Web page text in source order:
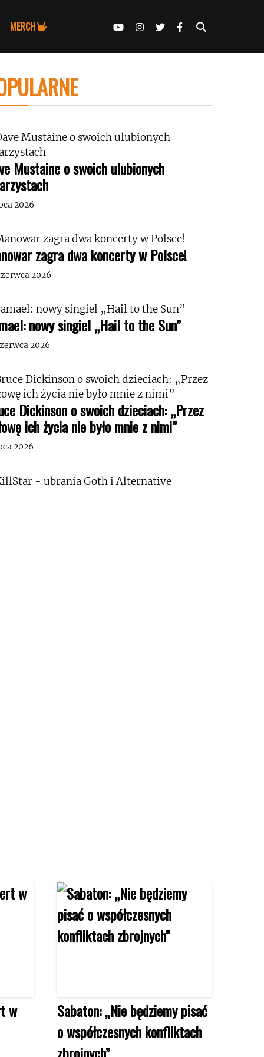
MERCH
Mustaine o swoich ulubionych
2026
zagra dwa koncerty w Polsce!
2026
nowy singiel „Hail to the Sun”
2026
Dickinson o swoich dzieciach: „Przez
ich życia nie było mnie z nimi”
2026
w
Sabaton: „Nie będziemy pisać
o współczesnych konfliktach
zbrojnych”